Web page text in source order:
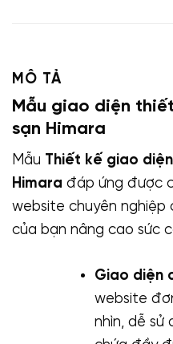
MÔ TẢ
Mẫu giao diện
sạn Himara
Mẫu Thiết kế giao
Himara đáp ứng được
website chuyên nghiệp
của bạn nâng cao sức
Giao diện
website
nhìn, dễ sử